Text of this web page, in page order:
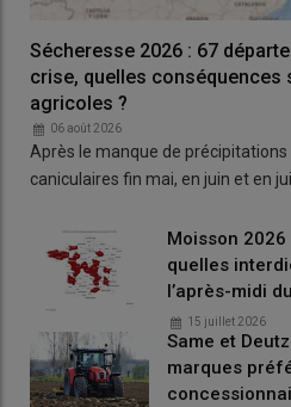
Sécheresse 2026 : 67
crise, quelles conséquences
agricoles ?
06 août 2026
Après le manque de précipitations
caniculaires fin mai, en juin et en
Moisson 2026
quelles
l’après-midi
15 juillet 2026
Same et
marques